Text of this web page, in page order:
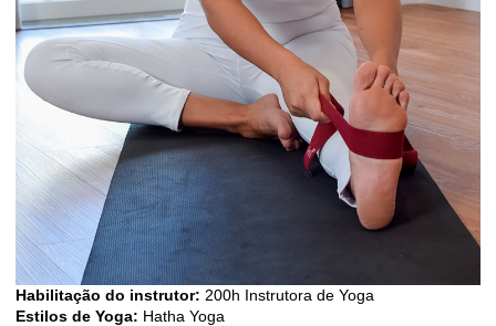
Habilitação do instrutor: 200h Instrutora de Yoga
Estilos de Yoga: Hatha Yoga